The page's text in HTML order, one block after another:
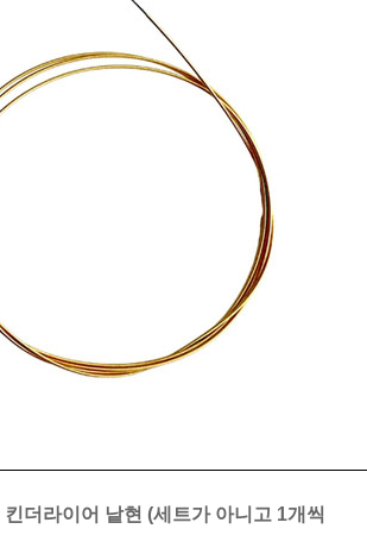
킨더라이어 낱현 (세트가 아니고 1개씩